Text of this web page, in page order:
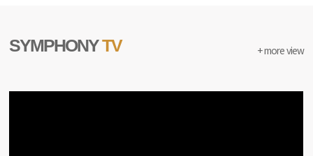
SYMPHONYTV + more view